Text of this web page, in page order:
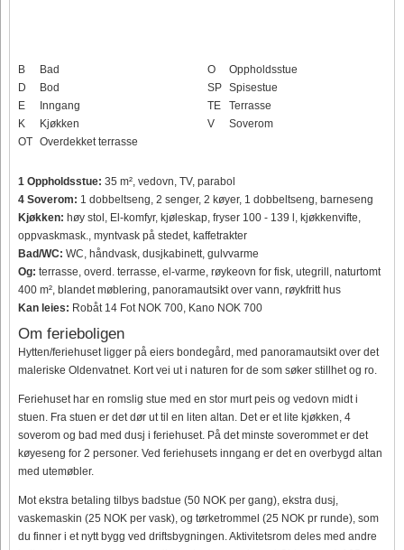
B
Bad
D
Bod
E
Inngang
K
Kjøkken
OT Overdekket terrasse
O
Oppholdsstue
SP Spisestue
TE
Terrasse
V
Soverom
1 Oppholdsstue: 35 m², vedovn, TV, parabol
4 Soverom: 1 dobbeltseng, 2 senger, 2 køyer, 1 dobbeltseng, barneseng
Kjøkken: høy stol, El-komfyr, kjøleskap, fryser 100 - 139 l, kjøkkenvifte,
oppvaskmask., myntvask på stedet, kaffetrakter
Bad/WC: WC, håndvask, dusjkabinett, gulvvarme
Og: terrasse, overd. terrasse, el-varme, røykeovn for fisk, utegrill, naturtomt
400 m², blandet møblering, panoramautsikt over vann, røykfritt hus
Kan leies: Robåt 14 Fot NOK 700, Kano NOK 700
Om ferieboligen
Hytten/feriehuset ligger på eiers bondegård, med panoramautsikt over det
maleriske Oldenvatnet. Kort vei ut i naturen for de som søker stillhet og ro.
Feriehuset har en romslig stue med en stor murt peis og vedovn midt i
stuen. Fra stuen er det dør ut til en liten altan. Det er et lite kjøkken, 4
soverom og bad med dusj i feriehuset. På det minste soverommet er det
køyeseng for 2 personer. Ved feriehusets inngang er det en overbygd altan
med utemøbler.
Mot ekstra betaling tilbys badstue (50 NOK per gang), ekstra dusj,
vaskemaskin (25 NOK per vask), og tørketrommel (25 NOK pr runde), som
du finner i et nytt bygg ved driftsbygningen. Aktivitetsrom deles med andre